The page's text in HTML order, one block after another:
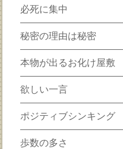
必死に集中
秘密の理由は秘密
本物が出るお化け屋敷
欲しい一言
ポジティブシンキング
歩数の多さ